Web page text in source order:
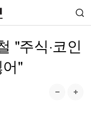
"주식·코인
"